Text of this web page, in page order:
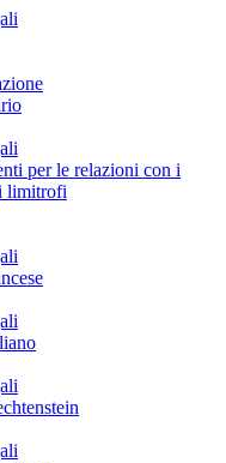
per le relazioni con i
limitrofi